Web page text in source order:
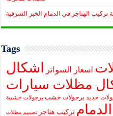
الهناجر في الدمام الخبر الشرقية
Tags
اسعار السواتر
اشكال
مظلات سيارات
حديد برجولات خشب برجولات خشبية
تركيب هناجر تصميم مظلات